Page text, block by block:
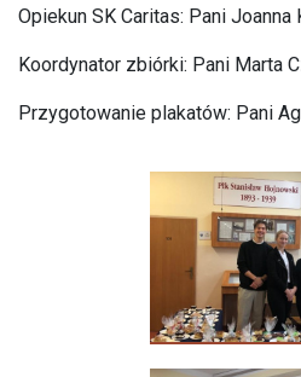
Opiekun SK Caritas: Pani Joanna
Koordynator zbiórki: Pani Marta
Przygotowanie plakatów: Pani